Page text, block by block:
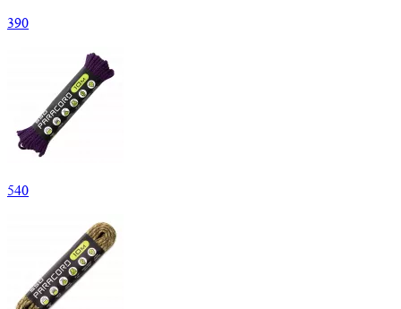
390
540